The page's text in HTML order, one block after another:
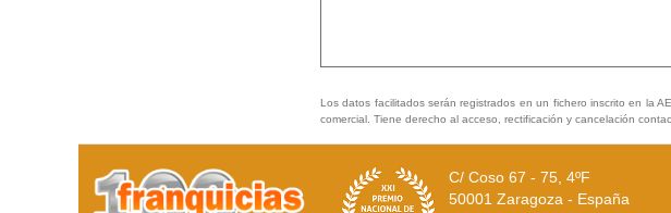
Los datos facilitados serán registrados en un fichero inscrito en la
comercial. Tiene derecho al acceso, rectificación y cancelación
C/ Coso 67 - 75, 4ºF
50001 Zaragoza - España